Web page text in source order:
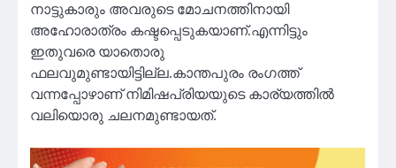
നാട്ടുകാരും അവരുടെ മോചനത്തിനായി
അഹോരാത്രം കഷ്ടപ്പെടുകയാണ്.എന്നിട്ടും
ഇതുവരെ യാതൊരു
ഫലവുമുണ്ടായിട്ടില്ല.കാന്തപുരം രംഗത്ത്
വന്നപ്പോഴാണ് നിമിഷപ്രിയയുടെ കാര്യത്തിൽ
വലിയൊരു ചലനമുണ്ടായത്.